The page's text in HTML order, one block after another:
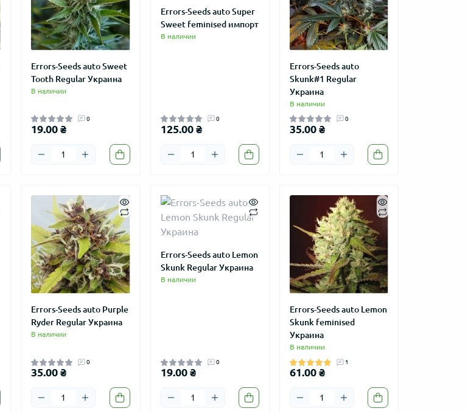
Errors-Seeds auto Sweet
Tooth Regular Украина
В наличии
0
19.00 ₴
Errors-Seeds auto Super
Sweet feminised импорт
В наличии
0
125.00 ₴
Errors-Seeds auto
Skunk#1 Regular
Украина
В наличии
0
35.00 ₴
Errors-Seeds auto Purple
Ryder Regular Украина
В наличии
0
35.00 ₴
Errors-Seeds auto Lemon
Skunk Regular Украина
В наличии
0
19.00 ₴
Errors-Seeds auto Lemon
Skunk feminised
Украина
В наличии
1
61.00 ₴